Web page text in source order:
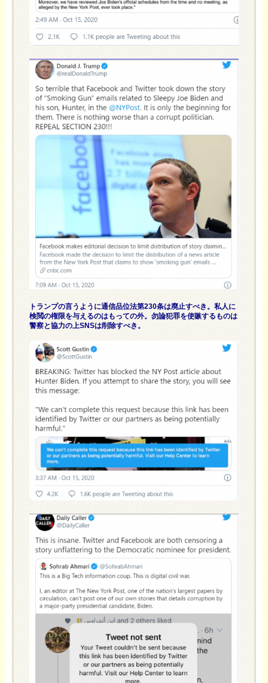
トランプの言うように通信品位法第230条は廃止すべき。私人に
検閲の権限を与えるのはもっての外。勿論犯罪を使嗾するものは
警察と協力の上SNSは削除すべき。